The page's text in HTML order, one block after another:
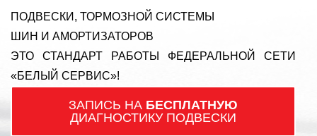
ПОДВЕСКИ, ТОРМОЗНОЙ СИСТЕМЫ
ШИН И АМОРТИЗАТОРОВ
ЭТО СТАНДАРТ РАБОТЫ ФЕДЕРАЛЬНОЙ СЕТИ
«БЕЛЫЙ СЕРВИС»!
ЗАПИСЬ НА БЕСПЛАТНУЮ
ДИАГНОСТИКУ ПОДВЕСКИ